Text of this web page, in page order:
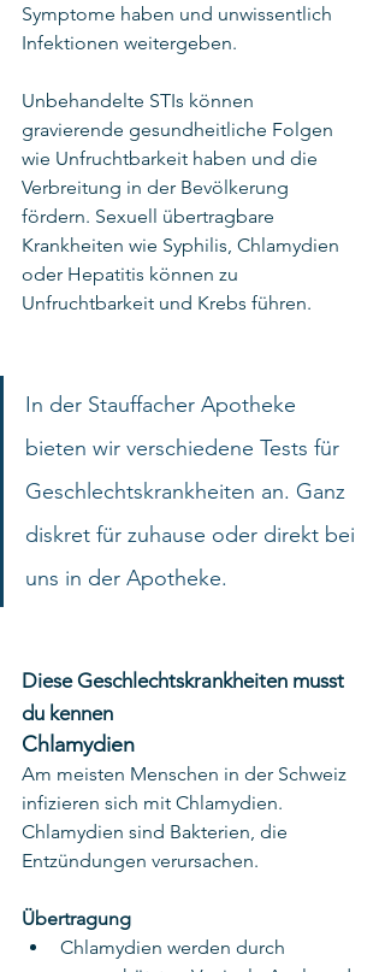
Symptome haben und unwissentlich
Infektionen weitergeben.
Unbehandelte STIs können
gravierende gesundheitliche Folgen
wie Unfruchtbarkeit haben und die
Verbreitung in der Bevölkerung
fördern. Sexuell übertragbare
Krankheiten wie Syphilis, Chlamydien
oder Hepatitis können zu
Unfruchtbarkeit und Krebs führen.
In der Stauffacher Apotheke
bieten wir verschiedene Tests für
Geschlechtskrankheiten an. Ganz
diskret für zuhause oder direkt bei
uns in der Apotheke.
Diese Geschlechtskrankheiten musst
du kennen
Chlamydien
Am meisten Menschen in der Schweiz
infizieren sich mit Chlamydien.
Chlamydien sind Bakterien, die
Entzündungen verursachen.
Übertragung
Chlamydien werden durch